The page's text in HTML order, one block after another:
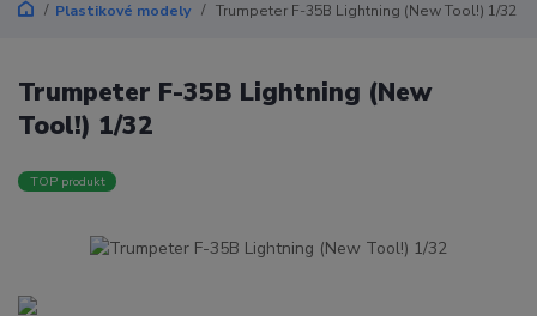
Plastikové modely Trumpeter F-35B Lightning (New Tool!) 1/32
Trumpeter F-35B Lightning (New
Tool!) 1/32
TOP produkt